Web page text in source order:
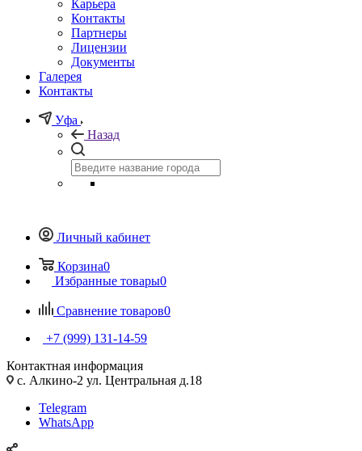
Карьера
Контакты
Партнеры
Лицензии
Документы
Галерея
Контакты
Уфа
Назад
Личный кабинет
Корзина0
Избранные товары0
Сравнение товаров0
+7 (999) 131-14-59
Контактная информация
с. Алкино-2 ул. Центральная д.18
Telegram
WhatsApp